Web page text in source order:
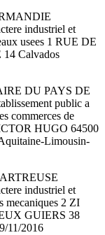
industriel et
usees 1 RUE DE
Calvados
DU PAYS DE
public a
commerces de
HUGO 64500
Limousin-
industriel et
mecaniques 2 ZI
GUIERS 38
11/2016